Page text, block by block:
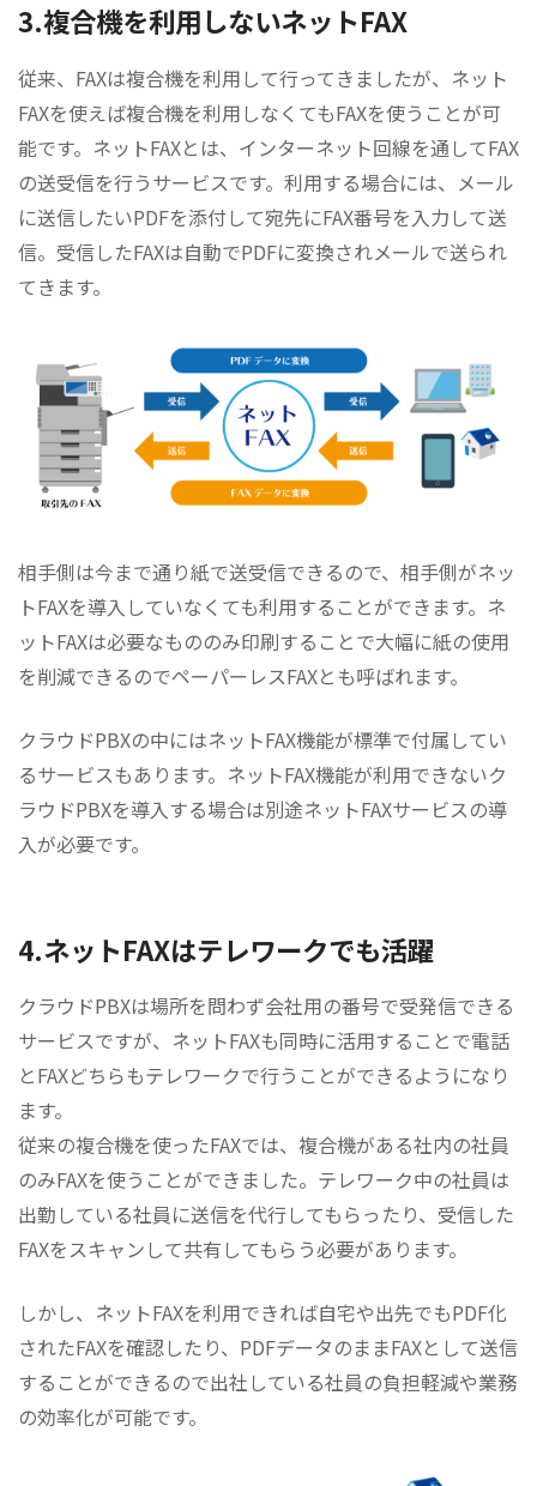
3.複合機を利用しないネットFAX
従来、FAXは複合機を利用して行ってきましたが、ネット
FAXを使えば複合機を利用しなくてもFAXを使うことが可
能です。ネットFAXとは、インターネット回線を通してFAX
の送受信を行うサービスです。利用する場合には、メール
に送信したいPDFを添付して宛先にFAX番号を入力して送
信。受信したFAXは自動でPDFに変換されメールで送られ
てきます。
相手側は今まで通り紙で送受信できるので、相手側がネッ
トFAXを導入していなくても利用することができます。ネ
ットFAXは必要なもののみ印刷することで大幅に紙の使用
を削減できるのでペーパーレスFAXとも呼ばれます。
クラウドPBXの中にはネットFAX機能が標準で付属してい
るサービスもあります。ネットFAX機能が利用できないク
ラウドPBXを導入する場合は別途ネットFAXサービスの導
入が必要です。
4.ネットFAXはテレワークでも活躍
クラウドPBXは場所を問わず会社用の番号で受発信できる
サービスですが、ネットFAXも同時に活用することで電話
とFAXどちらもテレワークで行うことができるようになり
ます。
従来の複合機を使ったFAXでは、複合機がある社内の社員
のみFAXを使うことができました。テレワーク中の社員は
出勤している社員に送信を代行してもらったり、受信した
FAXをスキャンして共有してもらう必要があります。
しかし、ネットFAXを利用できれば自宅や出先でもPDF化
されたFAXを確認したり、PDFデータのままFAXとして送信
することができるので出社している社員の負担軽減や業務
の効率化が可能です。